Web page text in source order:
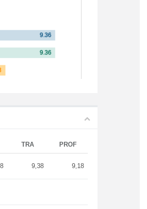
TRA PROF
9,38 9,18